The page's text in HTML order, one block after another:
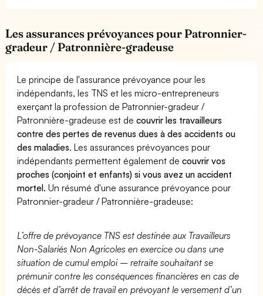
Les assurances prévoyances pour Patronnier-
gradeur / Patronnière-gradeuse
Le principe de l'assurance prévoyance pour les
indépendants, les TNS et les micro-entrepreneurs
exerçant la profession de Patronnier-gradeur /
Patronnière-gradeuse est decouvrir les travailleurs
contre des pertes de revenus dues à des accidents ou
des maladies. Les assurances prévoyances pour
indépendants permettent également decouvrir vos
proches (conjoint et enfants) si vous avez un accident
mortel. Un résumé d'une assurance prévoyance pour
Patronnier-gradeur / Patronnière-gradeuse:
L’offre de prévoyance TNS est destinée aux Travailleurs
Non-Salariés Non Agricoles en exercice ou dans une
situation de cumul emploi – retraite souhaitant se
prémunir contre les conséquences financières en cas de
décès et d’arrêt de travail en prévoyant le versement d’un